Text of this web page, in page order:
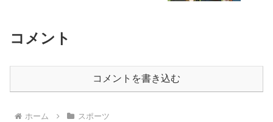
コメント
コメントを書き込む
ホーム スポーツ